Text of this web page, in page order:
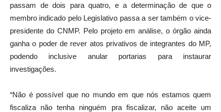
passam de dois para quatro, e a determinação de que o
membro indicado pelo Legislativo passa a ser também o vice-
presidente do CNMP. Pelo projeto em análise, o órgão ainda
ganha o poder de rever atos privativos de integrantes do MP,
podendo inclusive anular portarias para instaurar
investigações.
“Não é possível que no mundo em que nós estamos quem
fiscaliza não tenha ninguém pra fiscalizar, não aceite um